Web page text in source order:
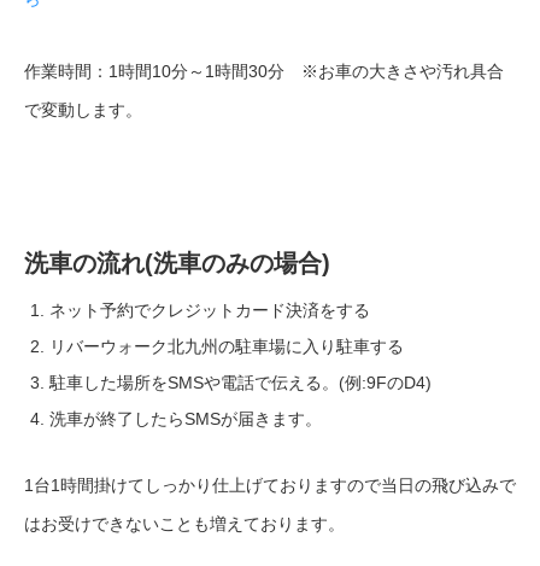
作業時間：1時間10分～1時間30分 ※お車の大きさや汚れ具合
で変動します。
洗車の流れ(洗車のみの場合)
ネット予約でクレジットカード決済をする
リバーウォーク北九州の駐車場に入り駐車する
駐車した場所をSMSや電話で伝える。(例:9FのD4)
洗車が終了したらSMSが届きます。
1台1時間掛けてしっかり仕上げておりますので当日の飛び込みで
はお受けできないことも増えております。